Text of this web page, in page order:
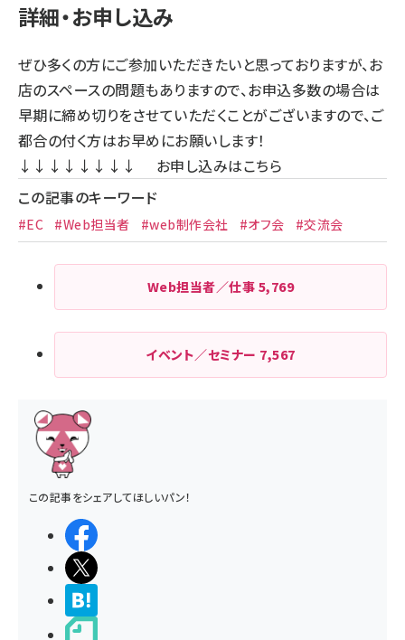
詳細・お申し込み
ぜひ多くの方にご参加いただきたいと思っておりますが、お
店のスペースの問題もありますので、お申込多数の場合は
早期に締め切りをさせていただくことがございますので、ご
都合の付く方はお早めにお願いします！
↓↓↓↓↓↓↓↓ お申し込みはこちら
この記事のキーワード
#EC #Web担当者 #web制作会社 #オフ会 #交流会
Web担当者／仕事 5,769
イベント／セミナー 7,567
この記事をシェアしてほしいパン！